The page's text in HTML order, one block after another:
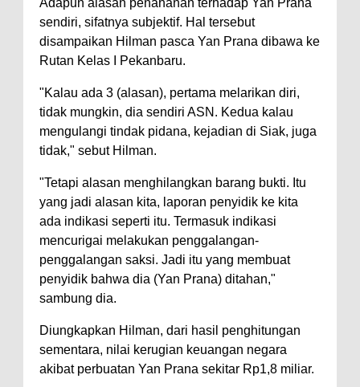
Adapun alasan penahanan terhadap Yan Prana
sendiri, sifatnya subjektif. Hal tersebut
disampaikan Hilman pasca Yan Prana dibawa ke
Rutan Kelas I Pekanbaru.
"Kalau ada 3 (alasan), pertama melarikan diri,
tidak mungkin, dia sendiri ASN. Kedua kalau
mengulangi tindak pidana, kejadian di Siak, juga
tidak," sebut Hilman.
"Tetapi alasan menghilangkan barang bukti. Itu
yang jadi alasan kita, laporan penyidik ke kita
ada indikasi seperti itu. Termasuk indikasi
mencurigai melakukan penggalangan-
penggalangan saksi. Jadi itu yang membuat
penyidik bahwa dia (Yan Prana) ditahan,"
sambung dia.
Diungkapkan Hilman, dari hasil penghitungan
sementara, nilai kerugian keuangan negara
akibat perbuatan Yan Prana sekitar Rp1,8 miliar.